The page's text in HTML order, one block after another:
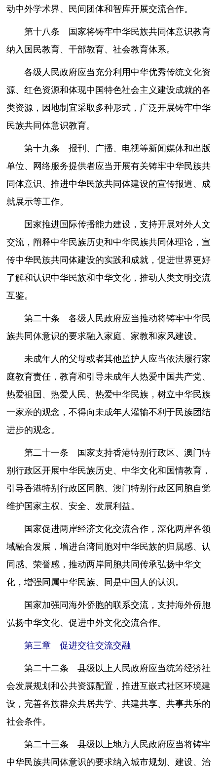
动中外学术界、民间团体和智库开展交流合作。
第十八条 国家将铸牢中华民族共同体意识教育
纳入国民教育、干部教育、社会教育体系。
各级人民政府应当充分利用中华优秀传统文化资
源、红色资源和体现中国特色社会主义建设成就的各
类资源，因地制宜采取多种形式，广泛开展铸牢中华
民族共同体意识教育。
第十九条 报刊、广播、电视等新闻媒体和出版
单位、网络服务提供者应当开展有关铸牢中华民族共
同体意识、推进中华民族共同体建设的宣传报道、成
就展示等工作。
国家推进国际传播能力建设，支持开展对外人文
交流，阐释中华民族历史和中华民族共同体理论，宣
传中华民族共同体建设的实践和成就，促进世界更好
了解和认识中华民族和中华文化，推动人类文明交流
互鉴。
第二十条 各级人民政府应当推动将铸牢中华民
族共同体意识的要求融入家庭、家教和家风建设。
未成年人的父母或者其他监护人应当依法履行家
庭教育责任，教育和引导未成年人热爱中国共产党、
热爱祖国、热爱人民、热爱中华民族，树立中华民族
一家亲的观念，不得向未成年人灌输不利于民族团结
进步的观念。
第二十一条 国家支持香港特别行政区、澳门特
别行政区开展中华民族历史、中华文化和国情教育，
引导香港特别行政区同胞、澳门特别行政区同胞自觉
维护国家主权、安全、发展利益。
国家促进两岸经济文化交流合作，深化两岸各领
域融合发展，增进台湾同胞对中华民族的归属感、认
同感、荣誉感，推动两岸同胞共同传承弘扬中华文
化，增强同属中华民族、同是中国人的认识。
国家加强同海外侨胞的联系交流，支持海外侨胞
弘扬中华文化、促进中外文化交流合作。
第三章 促进交往交流交融
第二十二条 县级以上人民政府应当统筹经济社
会发展规划和公共资源配置，推进互嵌式社区环境建
设，完善各族群众共居共学、共建共享、共事共乐的
社会条件。
第二十三条 县级以上地方人民政府应当将铸牢
中华民族共同体意识的要求纳入城市规划、建设、治